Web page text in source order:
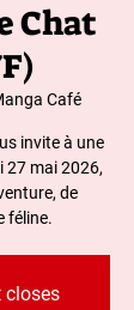
Chat
Café
invite à une
27 mai 2026,
de
féline.
closes